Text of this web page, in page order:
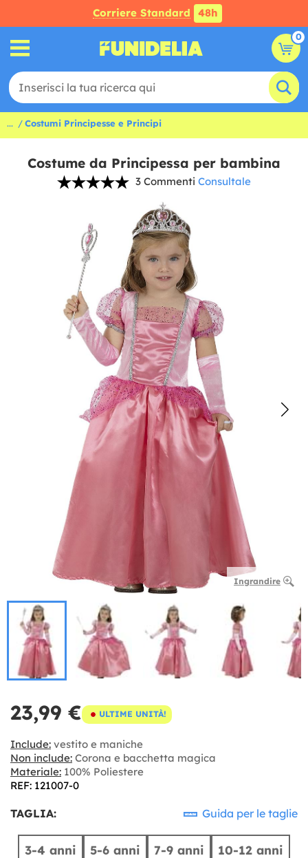
Corriere Standard 48h
0
... Costumi Principesse e Principi
Costume da Principessa per bambina
3 Commenti Consultale
Ingrandire
23,99 € ULTIME UNITÀ!
Include: vestito e maniche
Non include: Corona e bacchetta magica
Materiale: 100% Poliestere
REF: 121007-0
TAGLIA: Guida per le taglie
3-4 anni 5-6 anni 7-9 anni 10-12 anni